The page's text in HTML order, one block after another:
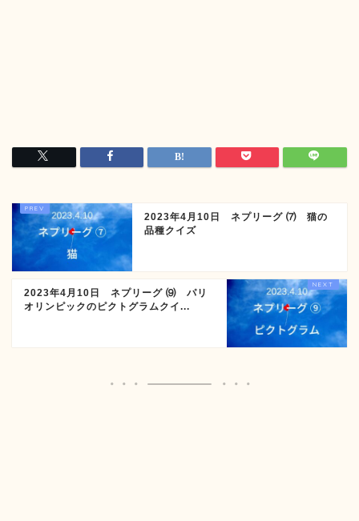
2023年4月10日 ネプリーグ ⑺ 猫の
品種クイズ
2023年4月10日 ネプリーグ ⑼ パリ
オリンピックのピクトグラムクイ...